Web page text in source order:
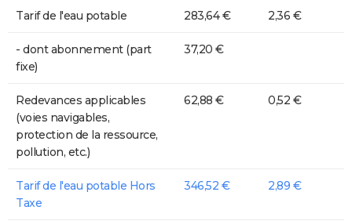
Tarif de l'eau potable 283,64 € 2,36 €
- dont abonnement (part
fixe)
37,20 €
Redevances applicables
(voies navigables,
protection de la ressource,
pollution, etc.)
62,88 € 0,52 €
Tarif de l'eau potable Hors
Taxe
346,52 € 2,89 €